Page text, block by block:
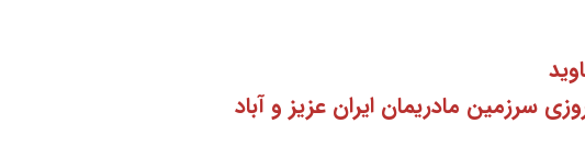
سرزمین مادریمان ایران عزیز و آباد